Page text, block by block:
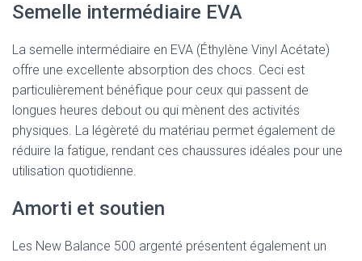
Semelle intermédiaire EVA
La semelle intermédiaire en EVA (Éthylène Vinyl Acétate)
offre une excellente absorption des chocs. Ceci est
particulièrement bénéfique pour ceux qui passent de
longues heures debout ou qui mènent des activités
physiques. La légèreté du matériau permet également de
réduire la fatigue, rendant ces chaussures idéales pour une
utilisation quotidienne.
Amorti et soutien
Les New Balance 500 argenté présentent également un